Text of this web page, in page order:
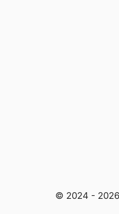
© 2024 - 2026